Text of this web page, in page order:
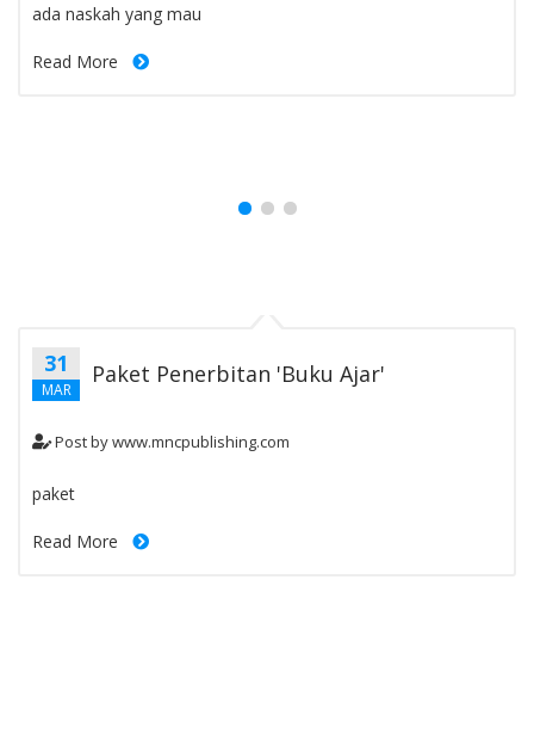
ada naskah yang mau
Read More
31
MAR
Paket Penerbitan 'Buku Ajar'
Post bywww.mncpublishing.com
blog-paragraph
paket
Read More